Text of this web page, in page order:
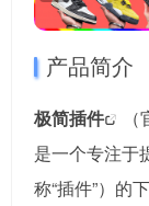
产品简介
极简插件
是一个专注于
称“插件”）的